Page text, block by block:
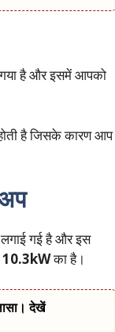
है और इसमें आपको
है जिसके कारण आप
गई है और इस
10.3kWका है।
देखें